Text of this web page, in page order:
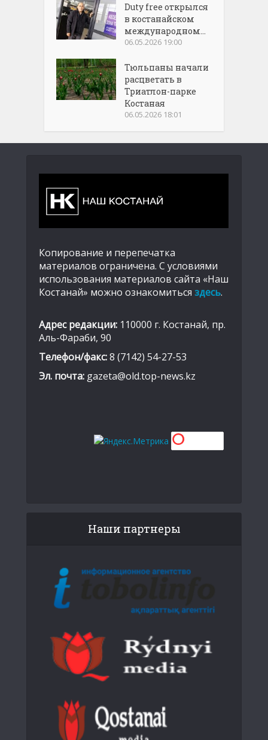
Duty free открылся
в костанайском
международном...
06.05.2026 19:00
Тюльпаны начали
расцветать в
Триатлон-парке
Костаная
06.05.2026 18:01
Копирование и перепечатка
материалов ограничена. С условиями
использования материалов сайта «Наш
Костанай» можно ознакомиться здесь.
Адрес редакции: 110000 г. Костанай, пр.
Аль-Фараби, 90
Телефон/факс:8 (7142) 54-27-53
Эл. почта: gazeta@old.top-news.kz
Наши партнеры